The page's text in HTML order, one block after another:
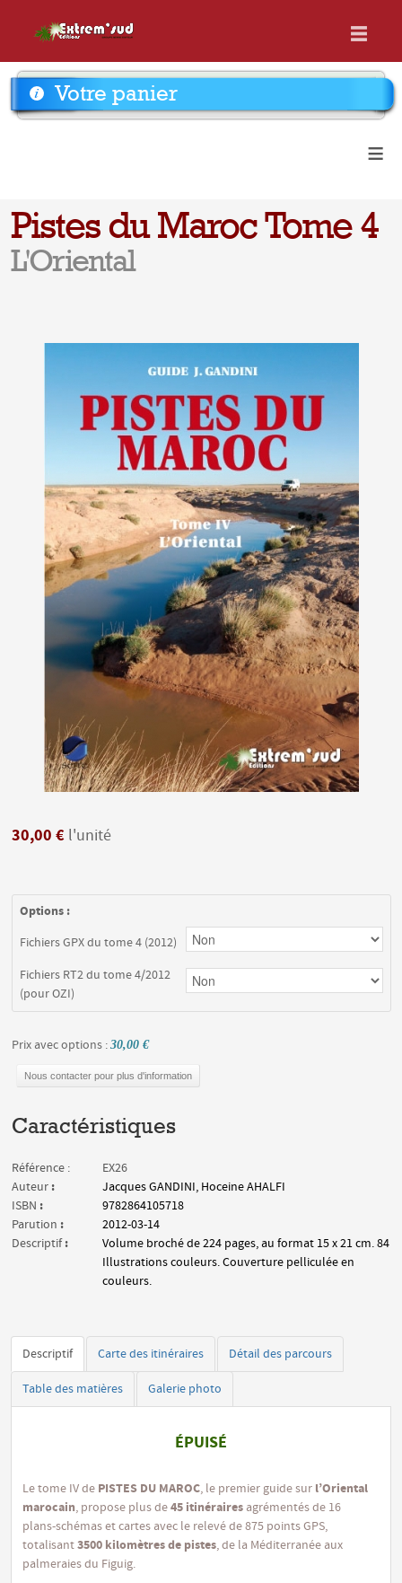
Votre panier
≡
Pistes du Maroc Tome 4
L'Oriental
30,00 € l'unité
Options :
Fichiers GPX du tome 4 (2012)
Fichiers RT2 du tome 4/2012
(pour OZI)
Prix avec options : 30,00 €
Nous contacter pour plus d'information
Caractéristiques
Référence :
EX26
Auteur :
Jacques GANDINI, Hoceine AHALFI
ISBN :
9782864105718
Parution :
2012-03-14
Descriptif:
Volume broché de 224 pages, au format 15 x 21 cm. 84
Illustrations couleurs. Couverture pelliculée en
couleurs.
Descriptif Carte des itinéraires Détail des parcours
Table des matières Galerie photo
ÉPUISÉ
Le tome IV de PISTES DU MAROC, le premier guide sur l’Oriental
marocain, propose plus de45 itinéraires agrémentés de 16
plans-schémas et cartes avec le relevé de 875 points GPS,
totalisant3500 kilomètres de pistes, de la Méditerranée aux
palmeraies du Figuig.